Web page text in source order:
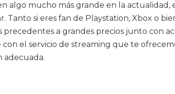
algo mucho más grande en la
si eres fan de Playstation, Xbox o
a grandes precios junto con
el servicio de streaming que te
adecuada.